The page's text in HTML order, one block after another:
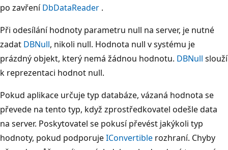
po zavřeníDbDataReader .
Při odesílání hodnoty parametru null na server, je nutné
zadat DBNull, nikoli null. Hodnota null v systému je
prázdný objekt, který nemá žádnou hodnotu. DBNull slouží
k reprezentaci hodnot null.
Pokud aplikace určuje typ databáze, vázaná hodnota se
převede na tento typ, když zprostředkovatel odešle data
na server. Poskytovatel se pokusí převést jakýkoli typ
hodnoty, pokud podporujeIConvertible rozhraní. Chyby